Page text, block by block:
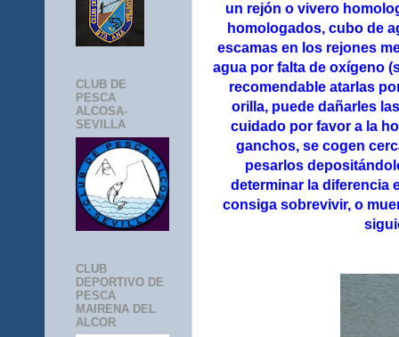
un rejón o vivero
homologados, cubo de
escamas en los rejones
agua por falta de oxígeno
recomendable atarlas
orilla, puede dañarles
cuidado por favor a la
ganchos, se cogen
pesarlos
determinar la diferencia
consiga sobrevivir, o
CLUB DE
PESCA
ALCOSA-
SEVILLA
CLUB
DEPORTIVO DE
PESCA
MAIRENA DEL
ALCOR